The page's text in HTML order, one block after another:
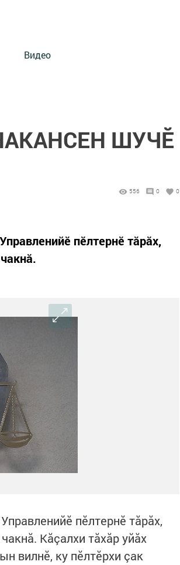
Видео
ШУЧӖ
556 0 0
пӗлтернӗ тăрăх,
пӗлтернӗ тăрăх,
Кăçалхи тăхăр уйăх
вилнӗ, ку пӗлтӗрхи çак